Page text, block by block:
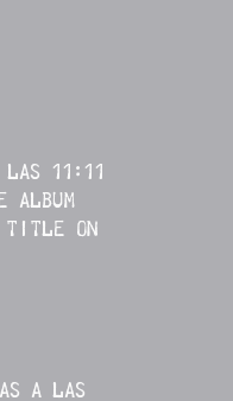
LAS 11:11
ALBUM
TITLE ON
A LAS